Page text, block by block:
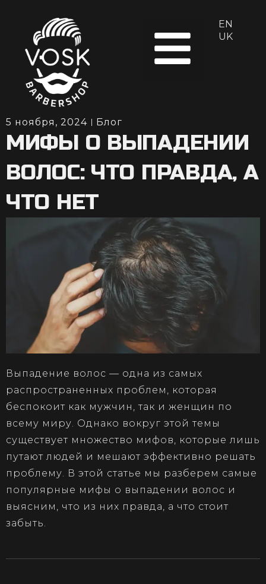
EN
UK
5 ноября, 2024 Блог
МИФЫ О ВЫПАДЕНИИ
ВОЛОС: ЧТО ПРАВДА, А
ЧТО НЕТ
Выпадение волос — одна из самых
распространенных проблем, которая
беспокоит как мужчин, так и женщин по
всему миру. Однако вокруг этой темы
существует множество мифов, которые лишь
путают людей и мешают эффективно решать
проблему. В этой статье мы разберем самые
популярные мифы о выпадении волос и
выясним, что из них правда, а что стоит
забыть.